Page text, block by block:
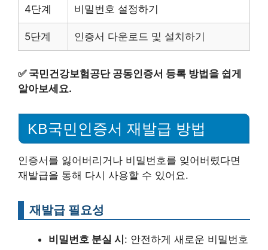
4단계 비밀번호 설정하기
5단계 인증서 다운로드 및 설치하기
✅ 국민건강보험공단 공동인증서 등록 방법을 쉽게
알아보세요.
KB국민인증서 재발급 방법
인증서를 잃어버리거나 비밀번호를 잊어버렸다면
재발급을 통해 다시 사용할 수 있어요.
재발급 필요성
비밀번호 분실 시 : 안전하게 새로운 비밀번호